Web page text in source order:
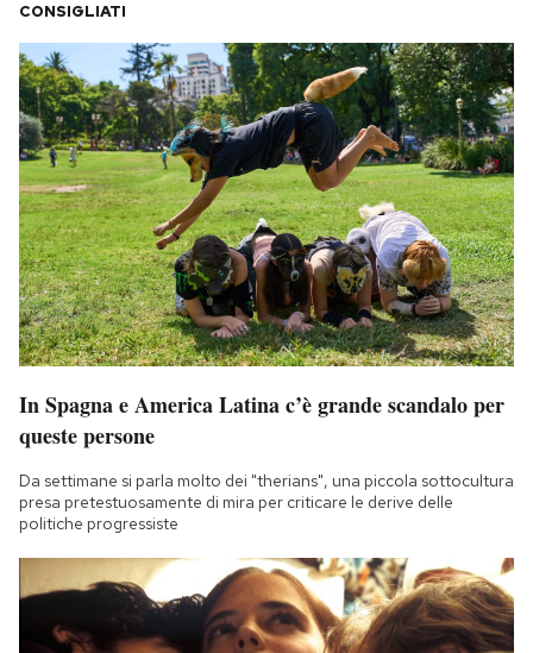
I MIEI PREFERITI
SHOP
CALENDARIO
AREA PERSONALE
Area Personale
Newsletter
Regala il Post
Hai bisogno di aiuto?
Esci
CONSIGLIATI
In Spagna e America Latina c’è grande scandalo per
queste persone
Da settimane si parla molto dei "therians", una piccola sottocultura
presa pretestuosamente di mira per criticare le derive delle
politiche progressiste